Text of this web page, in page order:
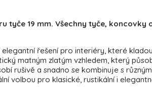
tyče 19 mm. Všechny tyče, koncovky
řešení pro interiéry, které
matným zlatým vzhledem, který
rušivě a snadno se kombinuje s
volbou pro klasické, rustikální i